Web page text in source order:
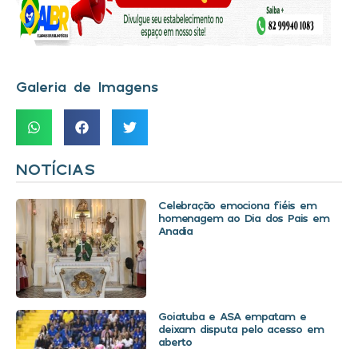
Galeria de Imagens
NOTÍCIAS
Celebração emociona fiéis em
homenagem ao Dia dos Pais em
Anadia
Goiatuba e ASA empatam e
deixam disputa pelo acesso em
aberto